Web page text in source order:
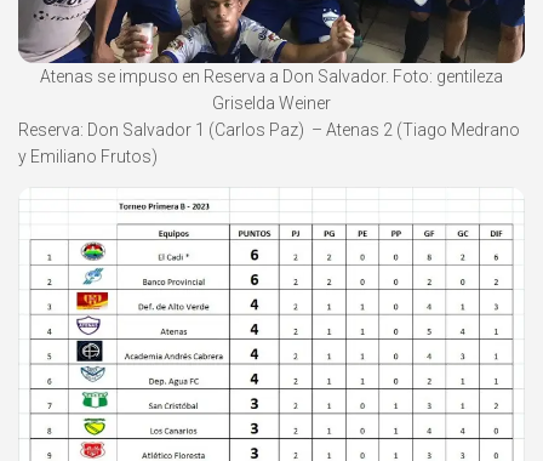
Atenas se impuso en Reserva a Don Salvador. Foto: gentileza
Griselda Weiner
Reserva: Don Salvador 1 (Carlos Paz) – Atenas 2 (Tiago Medrano
y Emiliano Frutos)